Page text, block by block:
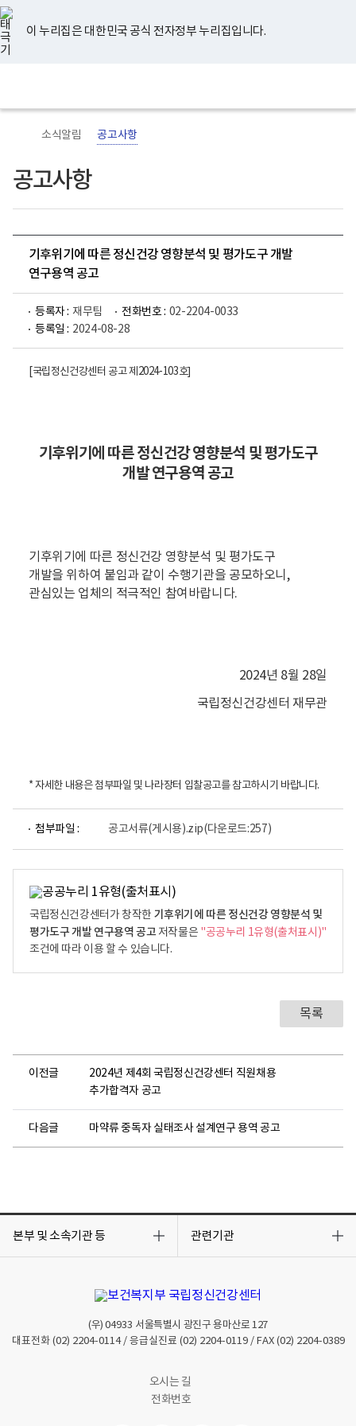
너
비
767px
이
하
이 누리집은 대한민국 공식 전자정부 누리집입니다.
지
검
메
홈
소식알림 공고사항
공고사항
기후위기에 따른 정신건강 영향분석 및 평가도구 개발
연구용역 공고
등록자 : 재무팀 전화번호 : 02-2204-0033
등록일 : 2024-08-28
[국립정신건강센터 공고 제2024-103호]
기후위기에 따른 정신건강 영향분석 및 평가도구
개발 연구용역 공고
기후위기에 따른 정신건강 영향분석 및 평가도구
개발을 위하여 붙임과 같이 수행기관을 공모하오니,
관심있는 업체의 적극적인 참여바랍니다.
2024년 8월 28일
국립정신건강센터 재무관
* 자세한 내용은 첨부파일 및 나라장터 입찰공고를 참고하시기 바랍니다.
첨부파일 : 공고서류(게시용).zip(다운로드:257)
국립정신건강센터가 창작한 기후위기에 따른 정신건강 영향분석 및
평가도구 개발 연구용역 공고저작물은 "공공누리 1유형(출처표시)"
조건에 따라 이용 할 수 있습니다.
목록
이전글
2024년 제4회 국립정신건강센터 직원채용
추가합격자 공고
다음글 마약류 중독자 실태조사 설계연구 용역 공고
본부 및 소속기관 등
기
관련기관
기
(우)04933 서울특별시 광진구 용마산로 127
대표전화 (02) 2204-0114/ 응급실진료 (02) 2204-0119/ FAX (02) 2204-0389
오시는 길
전화번호
유
튜
브
페
이
스
북
인
스
타
그
램
블
로
그